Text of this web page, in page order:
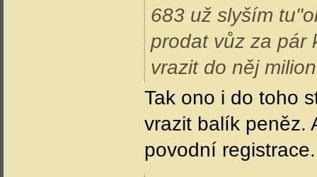
683 už slyším
prodat vůz za pár
vrazit do něj
Tak ono i do toho
vrazit balík peněz.
povodní